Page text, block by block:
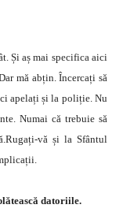
Și aș mai specifica aici
mă abțin. Încercați să
apelați și la poliție. Nu
Numai că trebuie să
vă și la Sfântul
datoriile.